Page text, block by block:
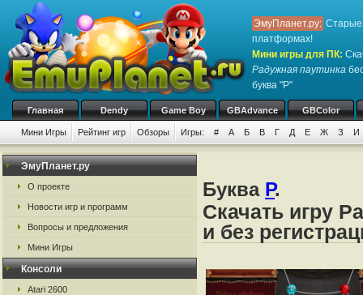
ЭмуПланет.ру: Старые
платформах!
Мини игры для ПК:
Радужная паутинка
буква "Р"
Главная Dendy Game Boy GBAdvance GBColor
Мини Игры Рейтинг игр Обзоры Игры: # А Б В Г Д Е Ж З И
ЭмуПланет.ру
О проекте
Новости игр и программ
Вопросы и предложения
Мини Игры
Консоли
Atari 2600
Буква Р.
Скачать игру
и без